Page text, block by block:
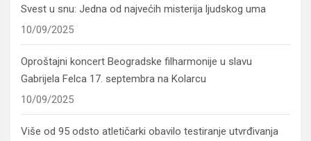
Svest u snu: Jedna od najvećih misterija ljudskog uma
10/09/2025
Oproštajni koncert Beogradske filharmonije u slavu
Gabrijela Felca 17. septembra na Kolarcu
10/09/2025
Više od 95 odsto atletičarki obavilo testiranje utvrđivanja